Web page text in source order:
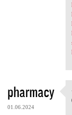
pharmacy
01.06.2024